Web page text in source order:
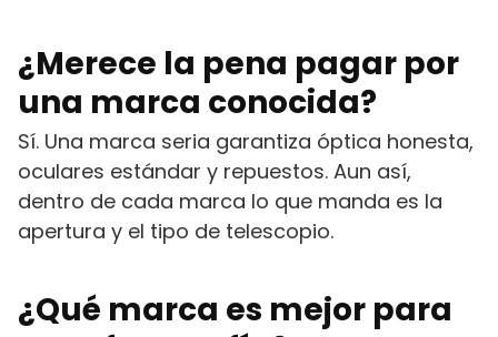
¿Merece la pena pagar por
una marca conocida?
Sí. Una marca seria garantiza óptica honesta,
oculares estándar y repuestos. Aun así,
dentro de cada marca lo que manda es la
apertura y el tipo de telescopio.
¿Qué marca es mejor para